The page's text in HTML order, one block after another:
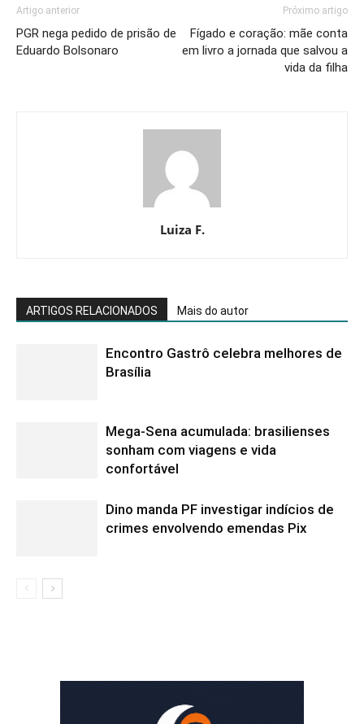
Artigo anterior
PGR nega pedido de prisão de
Eduardo Bolsonaro
Próximo artigo
Fígado e coração: mãe conta
em livro a jornada que salvou a
vida da filha
Luiza F.
ARTIGOS RELACIONADOS Mais do autor
Encontro Gastrô celebra melhores de
Brasília
Mega-Sena acumulada: brasilienses
sonham com viagens e vida
confortável
Dino manda PF investigar indícios de
crimes envolvendo emendas Pix